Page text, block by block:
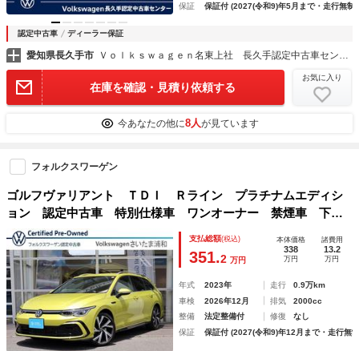
保証
保証付 (2027(令和9)年5月まで・走行無制
認定中古車 ディーラー保証
愛知県長久手市
在庫を確認・見積り依頼する
お気に入り
今あなたの他に8人が見ています
フォルクスワーゲン
ゴルフヴァリアント ＴＤＩ Ｒライン プラチナムエディシ
ョン 認定中古車 特別仕様車 ワンオーナー 禁煙車 下取
り車 新車保証付 純正ナビ Ａｐｐ－Ｃｏｎｎｅｃｔ バッ
クカメラ ヘッドアップディスプレイ デジタルインナーミラ
ー装備
支払総額(税込)
351.2 万円
本体価格
338
万円
諸費用
13.2
万円
年式 2023年 走行
0.9万km
車検
2026年12月 排気
2000cc
整備
法定整備付 修復
なし
保証
保証付 (2027(令和9)年12月まで・走行無